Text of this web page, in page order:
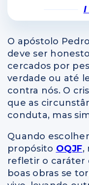
I
O apóstolo
deve ser
cercados por
verdade ou até
contra nós. O
que as
conduta, mas
Quando
propósito OQJF,
refletir o caráter
boas obras se